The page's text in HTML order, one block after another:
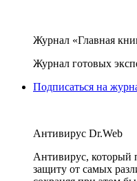
Журнал «Главная
Журнал готовых
Подписаться на
Антивирус Dr.Web
Антивирус, который
защиту от самых